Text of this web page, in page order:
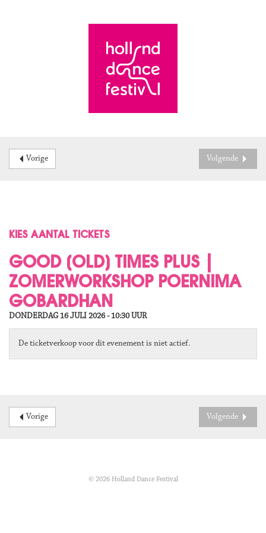
Vorige Volgende
KIES AANTAL TICKETS
GOOD [OLD] TIMES PLUS |
ZOMERWORKSHOP POERNIMA
GOBARDHAN
DONDERDAG 16 JULI 2026 - 10:30 UUR
De ticketverkoop voor dit evenement is niet actief.
Vorige Volgende
© 2026 Holland Dance Festival